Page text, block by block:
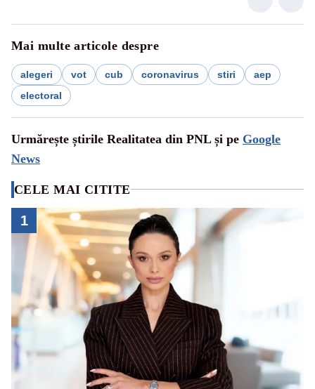
Mai multe articole despre
alegeri vot cub coronavirus stiri
aep
electoral
Urmărește știrile Realitatea din PNL și pe Google
News
CELE MAI CITITE
1